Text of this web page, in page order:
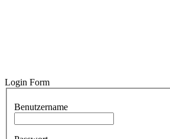
Login Form
Benutzername